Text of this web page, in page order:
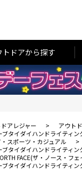
トドアから探す
アレジャー > アウト
タイダイハンドライティン
スポーツ・カジュアル >
タイダイハンドライティン
FACE(ザ・ノース・フェ
タイダイハンドライティン